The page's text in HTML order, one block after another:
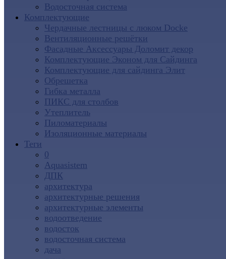
Водосточная система
Комплектующие
Чердачные лестницы с люком Docke
Вентиляционные решётки
Фасадные Аксессуары Доломит декор
Комплектующие Эконом для Сайдинга
Комплектующие для cайдинга Элит
Обрешетка
Гибка металла
ПИКС для столбов
Утеплитель
Пиломатериалы
Изоляционные материалы
Теги
0
Aquasistem
ДПК
архитектура
архитектурные решения
архитектурные элементы
водоотведение
водосток
водосточная система
дача